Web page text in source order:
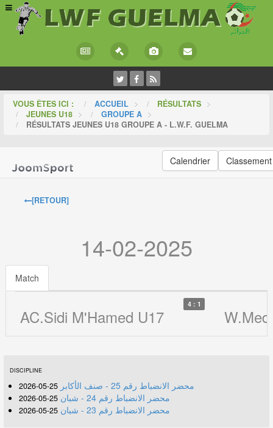
VOUS ÊTES ICI : ACCUEIL > RÉSULTATS >
JEUNES U18 > GROUPE A >
RÉSULTATS JEUNES U18 GROUPE A - L.W.F. GUELMA
Calendrier Classement
[RETOUR]
14-02-2025
Match
AC.Sidi M'Hamed U17
4 : 1
DISCIPLINE
محضر الانضباط رقم 25 - صنف الأكابر 25-05-2026
محضر الانضباط رقم 24 - شبان 25-05-2026
محضر الانضباط رقم 23 - شبان 25-05-2026